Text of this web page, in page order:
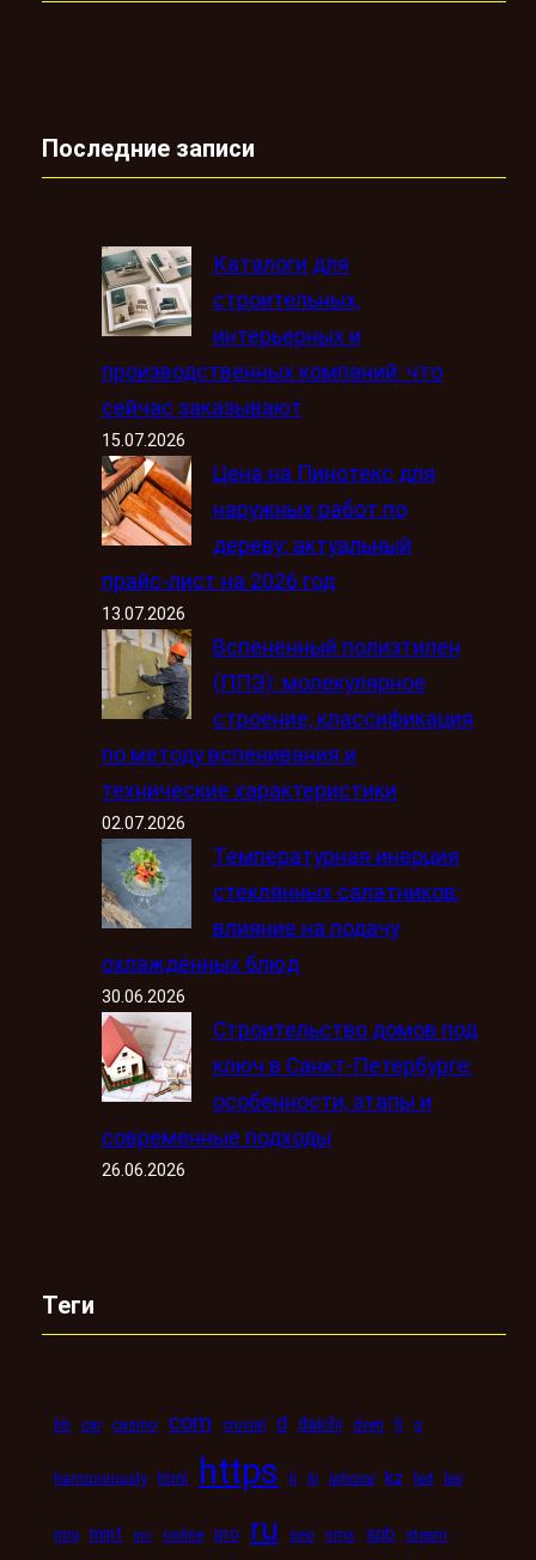
Последние записи
Каталоги для
строительных,
интерьерных и
производственных компаний: что
сейчас заказывают
15.07.2026
Цена на Пинотекс для
наружных работ по
дереву: актуальный
прайс-лист на 2026 год
13.07.2026
Вспененный полиэтилен
(ППЭ): молекулярное
строение, классификация
по методу вспенивания и
технические характеристики
02.07.2026
Температурная инерция
стеклянных салатников:
влияние на подачу
охлаждённых блюд
30.06.2026
Строительство домов под
ключ в Санкт-Петербурге:
особенности, этапы и
современные подходы
26.06.2026
Теги
bb car casino com crucial d daichi dveri fi g
harmoniously html https ii iii iphone kz led les
mig mint mir online pro ru seo sms spb steam